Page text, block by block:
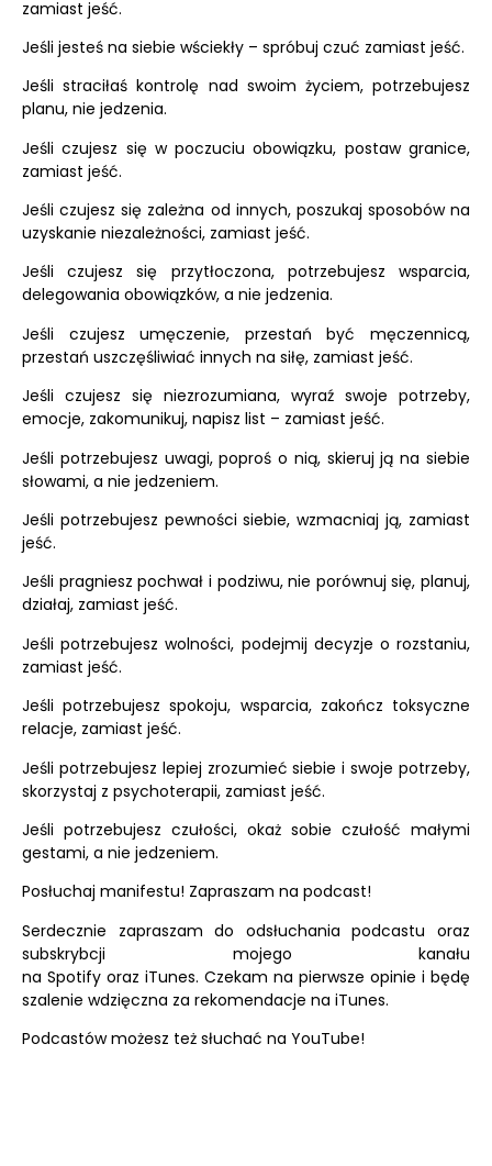
zamiast jeść.
Jeśli jesteś na siebie wściekły – spróbuj czuć zamiast jeść.
Jeśli straciłaś kontrolę nad swoim życiem, potrzebujesz
planu, nie jedzenia.
Jeśli czujesz się w poczuciu obowiązku, postaw granice,
zamiast jeść.
Jeśli czujesz się zależna od innych, poszukaj sposobów na
uzyskanie niezależności, zamiast jeść.
Jeśli czujesz się przytłoczona, potrzebujesz wsparcia,
delegowania obowiązków, a nie jedzenia.
Jeśli czujesz umęczenie, przestań być męczennicą,
przestań uszczęśliwiać innych na siłę, zamiast jeść.
Jeśli czujesz się niezrozumiana, wyraź swoje potrzeby,
emocje, zakomunikuj, napisz list – zamiast jeść.
Jeśli potrzebujesz uwagi, poproś o nią, skieruj ją na siebie
słowami, a nie jedzeniem.
Jeśli potrzebujesz pewności siebie, wzmacniaj ją, zamiast
jeść.
Jeśli pragniesz pochwał i podziwu, nie porównuj się, planuj,
działaj, zamiast jeść.
Jeśli potrzebujesz wolności, podejmij decyzje o rozstaniu,
zamiast jeść.
Jeśli potrzebujesz spokoju, wsparcia, zakończ toksyczne
relacje, zamiast jeść.
Jeśli potrzebujesz lepiej zrozumieć siebie i swoje potrzeby,
skorzystaj z psychoterapii, zamiast jeść.
Jeśli potrzebujesz czułości, okaż sobie czułość małymi
gestami, a nie jedzeniem.
Posłuchaj manifestu! Zapraszam na podcast!
Serdecznie zapraszam do odsłuchania podcastu oraz
subskrybcji mojego kanału
na Spotify oraz iTunes. Czekam na pierwsze opinie i będę
szalenie wdzięczna za rekomendacje na iTunes.
Podcastów możesz też słuchać na YouTube!